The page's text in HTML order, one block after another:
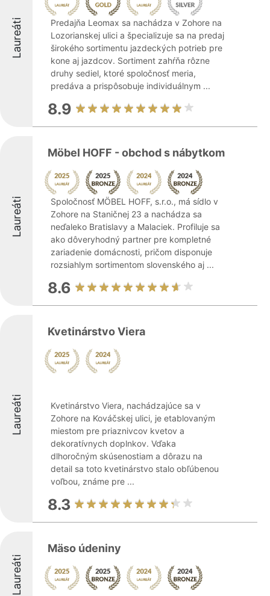
Laureáti
Predajňa Leomax sa nachádza v Zohore na
Lozorianskej ulici a špecializuje sa na predaj
širokého sortimentu jazdeckých potrieb pre
kone aj jazdcov. Sortiment zahŕňa rôzne
druhy sediel, ktoré spoločnosť meria,
predáva a prispôsobuje individuálnym ...
8.9
Laureáti
Möbel HOFF - obchod s nábytkom
Spoločnosť MÖBEL HOFF, s.r.o., má sídlo v
Zohore na Staničnej 23 a nachádza sa
neďaleko Bratislavy a Malaciek. Profiluje sa
ako dôveryhodný partner pre kompletné
zariadenie domácnosti, pričom disponuje
rozsiahlym sortimentom slovenského aj ...
8.6
Laureáti
Kvetinárstvo Viera
Kvetinárstvo Viera, nachádzajúce sa v
Zohore na Kováčskej ulici, je etablovaným
miestom pre priaznivcov kvetov a
dekoratívnych doplnkov. Vďaka
dlhoročným skúsenostiam a dôrazu na
detail sa toto kvetinárstvo stalo obľúbenou
voľbou, známe pre ...
8.3
Laureáti
Mäso údeniny